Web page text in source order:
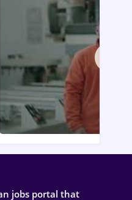
jobs portal that